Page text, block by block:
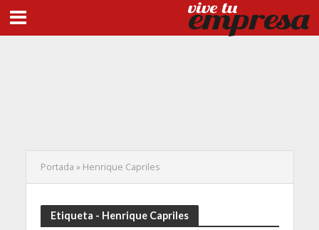
Portada » Henrique Capriles
Etiqueta - Henrique Capriles